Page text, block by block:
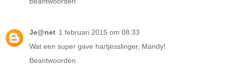
Je@net 1 februari 2015 om 08:33
Wat een super gave hartjesslinger, Mandy!
Beantwoorden